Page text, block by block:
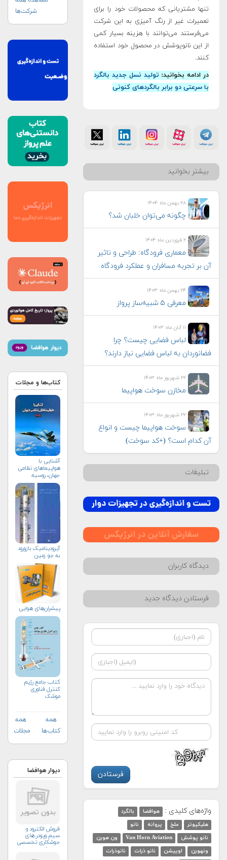
تنها مشتریانی که محصولات خود را برای
تعمیرات غیر از رنگ آمیزی به این شرکت
می‌فرستند می‌توانند با هزینه بسیار کمی
از این نانوپوشش در محصول خود استفاده
کنند.
در ادامه بخوانید: تولید نسل جدید بالگرد
با سرعتی دو برابر بالگردهای کنونی
بیشتر بخوانید
۲۸ بهمن ماه ۱۴۰۴
چگونه می‌توان خلبان شد؟
۲ فروردین ماه ۱۴۰۴
معماری فرودگاه: طراحی و تاثیر
آن بر تجربه مسافران و عملکرد فرودگاه
۲۴ بهمن ماه ۱۴۰۳
معرفی ۵ شبیه‌ساز پرواز
۱۱ آبان ماه ۱۴۰۳
لباس فضایی چیست؟ چرا
فضانوردان به لباس فضایی نیاز دارند؟
۲۲ شهریور ماه ۱۴۰۳
مخازن سوخت هواپیما
۲۲ شهریور ماه ۱۴۰۳
سوخت هواپیما چیست و انواع
آن کدام است؟ (+کد سوخت)
تبلیغات
دیدگاه کاربران
فرستادن دیدگاه جدید
واژه‌های کلیدی : هوافضا
بالگرد
هلیکپوتر
ملخ پروانه
نانو
نانو پوشش
Van Horn Aviation
ون هورن
ونهورن
اوییشن نانو ذرات
نانوذرات
شرکت‌ها
کتاب‌ها و مجلات
آشنایی با
هواپیماهای نظامی
جهان، روسیه
آیرودینامیک بازورود
به جو زمین
پیشران‌های هوایی
کتاب جامع رژیم
کنترل فناوری
موشک
همه
کتاب‌ها
همه
مجلات
دیوار هوافضا
فروش الکترود و
سیم وپودر های
جوشکاری تخصصی
ومعمولی